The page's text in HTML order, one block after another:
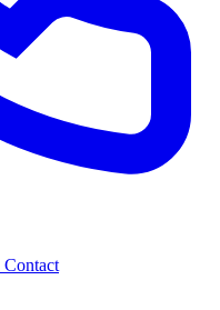
Contact